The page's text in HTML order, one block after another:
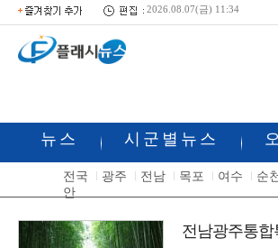
2026.08.07(금) 11:34
뉴스 시군별뉴스
전국 광주 전남 목포 여수 순
안
전남광주통합